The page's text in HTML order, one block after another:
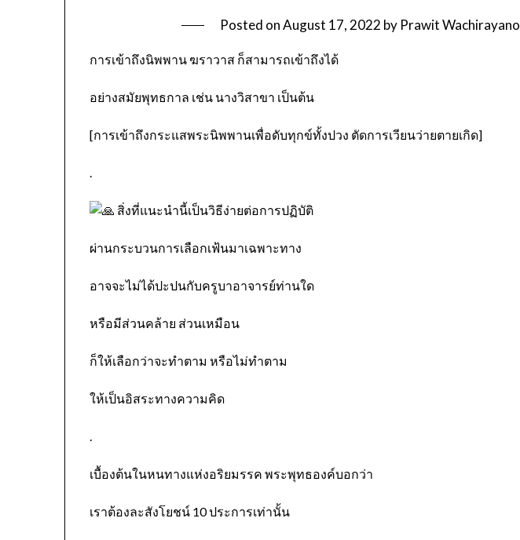
Posted onAugust 17, 2022 by Prawit Wachirayano
การเข้าถึงนิพพาน ฆราวาส ก็สามารถเข้าถึงได้
อย่างสมัยพุทธกาล เช่น นางวิสาขา เป็นต้น
[การเข้าถึงกระแสพระนิพพานเพื่อดับทุกข์ทั้งปวง ตัดการเวียนว่ายตายเกิด]
สิ่งที่แนะนำนี้เป็นวิธีง่ายต่อการปฏิบัติ
ผ่านกระบวนการเลือกเฟ้นมาเฉพาะทาง
อาจจะไม่ได้ปะปนกับครูบาอาจารย์ท่านใด
หรือมีส่วนคล้าย ส่วนเหมือน
ก็ให้เลือกว่าจะทำตาม หรือไม่ทำตาม
ให้เป็นอิสระทางความคิด
เบื้องต้นในหนทางแห่งอริยมรรค พระพุทธองค์บอกว่า
เราต้องละสังโยชน์ 10 ประการเท่านั้น